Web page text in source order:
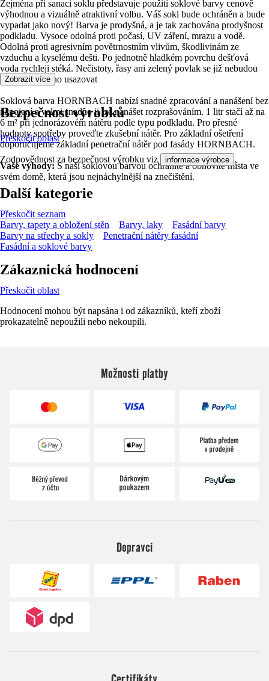
Zejména při sanaci soklu představuje použití soklové barvy cenově
výhodnou a vizuálně atraktivní volbu. Váš sokl bude ochráněn a bude
vypadat jako nový! Barva je prodyšná, a je tak zachována prodyšnost
podkladu. Vysoce odolná proti počasí, UV záření, mrazu a vodě.
Odolná proti agresivním povětrnostním vlivům, škodlivinám ze
vzduchu a kyselému dešti. Po jednotně hladkém povrchu dešťová
voda rychleji stéká. Nečistoty, řasy ani zelený povlak se již nebudou
moci tak snadno usazovat
Soklová barva HORNBACH nabízí snadné zpracování a nanášení bez
napojení a velmi snadno ji lze nanášet rozprašováním. 1 litr stačí až na
6 m² při jednorázovém nátěru podle typu podkladu. Pro přesné
hodnoty spotřeby proveďte zkušební nátěr. Pro základní ošetření
doporučujeme základní penetrační nátěr pod fasády HORNBACH.
Vaše výhody:S naší soklovou barvou ochráníte a obnovíte místa ve
svém domě, která jsou nejnáchylnější na znečištění.
Zobrazit více
Bezpečnost výrobků
Přeskočit oblast
Zodpovědnost za bezpečnost výrobku viz informace výrobce .
Další kategorie
Přeskočit seznam
Barvy, tapety a obložení stěn
Barvy, laky
Fasádní barvy
Barvy na střechy a sokly
Penetrační nátěry fasádní
Fasádní a soklové barvy
Zákaznická hodnocení
Přeskočit oblast
Hodnocení mohou být napsána i od zákazníků, kteří zboží
prokazatelně nepoužili nebo nekoupili.
Možnosti platby
Dopravci